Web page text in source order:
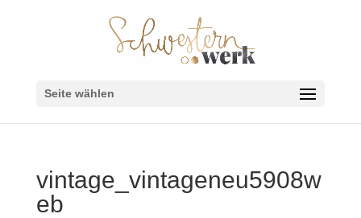
Seite wählen
vintage_vintageneu5908w
eb